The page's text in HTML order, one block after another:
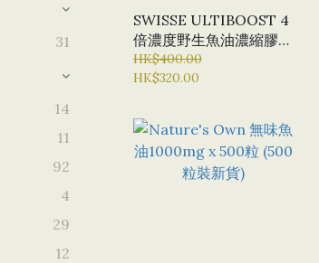
31
14
11
92
4
29
12
SWISSE ULTIBOOST 4
倍濃度野生魚油濃縮膠囊
X 60 粒
HK$400.00
HK$320.00